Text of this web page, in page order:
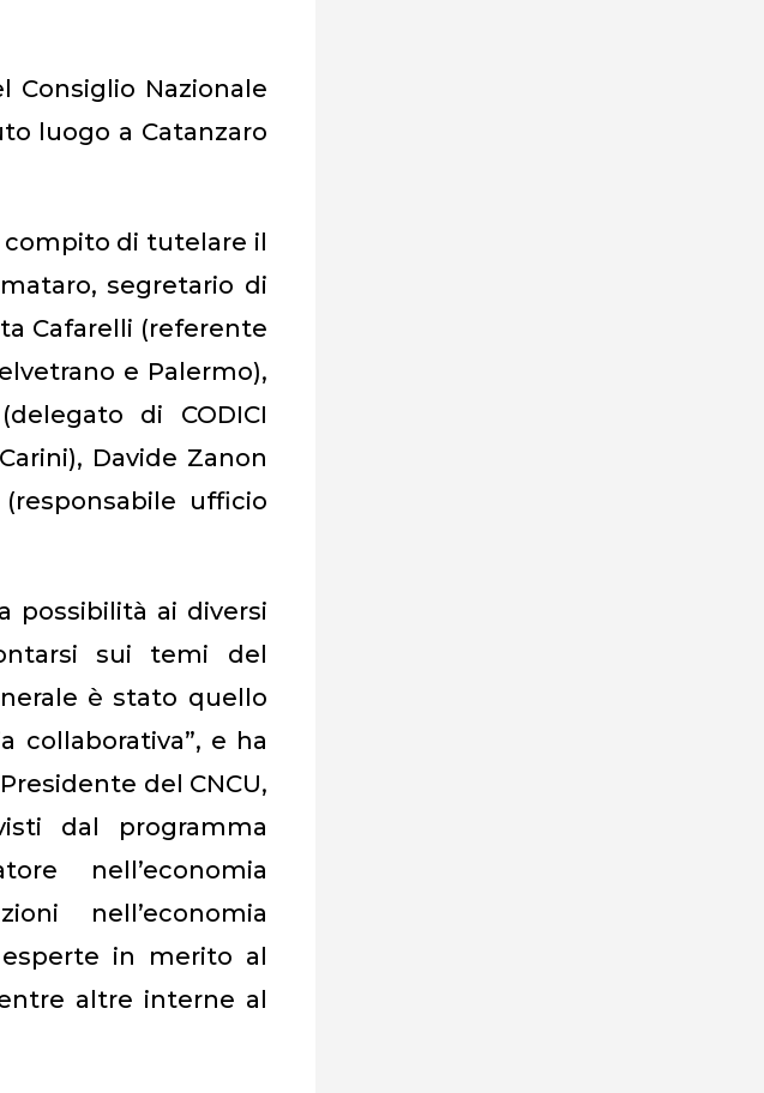
Consiglio Nazionale
luogo a Catanzaro
compito di tutelare il
segretario di
Cafarelli (referente
e Palermo),
di CODICI
Davide Zanon
ufficio
possibilità ai diversi
sui temi del
è stato quello
collaborativa”, e ha
del CNCU,
dal programma
nell’economia
nell’economia
in merito al
altre interne al